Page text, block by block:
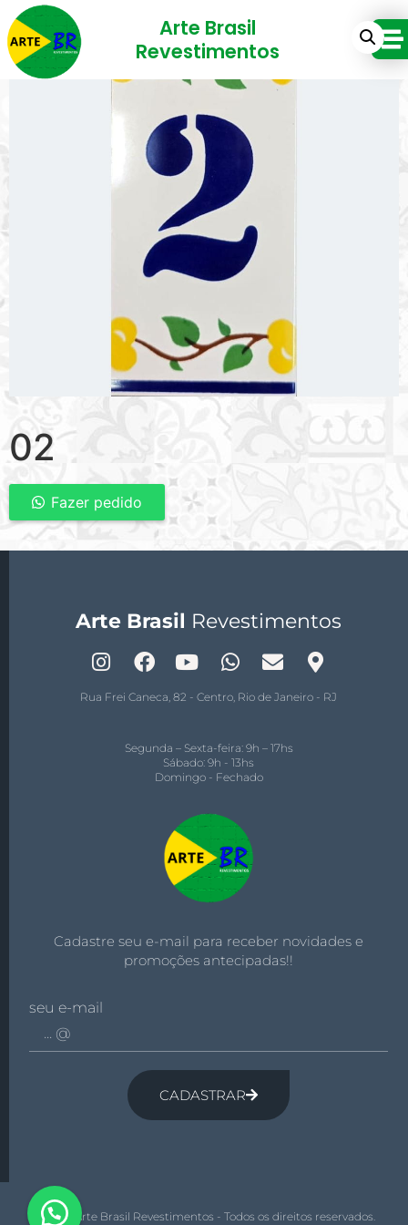
Arte Brasil
Revestimentos
02
Fazer pedido
Arte Brasil Revestimentos
Rua Frei Caneca, 82 - Centro, Rio de Janeiro - RJ
Segunda – Sexta-feira: 9h – 17hs
Sábado: 9h - 13hs
Domingo - Fechado
Cadastre seu e-mail para receber novidades e
promoções antecipadas!!
seu e-mail
CADASTRAR
© 2026 Arte Brasil Revestimentos - Todos os direitos reservados.